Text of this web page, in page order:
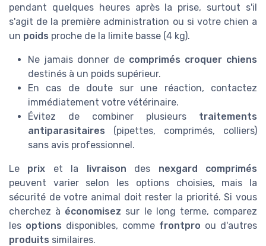
pendant quelques heures après la prise, surtout s'il
s'agit de la première administration ou si votre chien a
un poids proche de la limite basse (4 kg).
Ne jamais donner de comprimés croquer chiens
destinés à un poids supérieur.
En cas de doute sur une réaction, contactez
immédiatement votre vétérinaire.
Évitez de combiner plusieurs traitements
antiparasitaires (pipettes, comprimés, colliers)
sans avis professionnel.
Le prix et la livraison des nexgard comprimés
peuvent varier selon les options choisies, mais la
sécurité de votre animal doit rester la priorité. Si vous
cherchez à économisez sur le long terme, comparez
les options disponibles, comme frontpro ou d'autres
produits similaires.